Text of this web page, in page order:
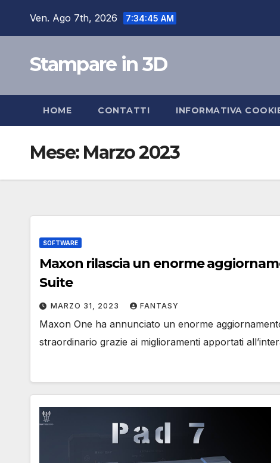
Ven. Ago 7th, 2026 7:34:46 AM
Stampare in 3D
HOME CONTATTI INFORMATIVA
Mese: Marzo 2023
SOFTWARE
Maxon rilascia un enorme
Suite
MARZO 31, 2023 FANTASY
Maxon One ha annunciato un enorme
straordinario grazie ai miglioramenti apportati